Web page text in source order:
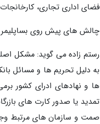
فضای اداری تجاری،
چالش های پیش روی بساپلیمر
رستم زاده می گوید: مشکل
به دلیل تحریم ها و مسائل
ها و نهادهای ادرای کشور
تمدید یا صدور کارت های
صمت و سازمان های مرتبط